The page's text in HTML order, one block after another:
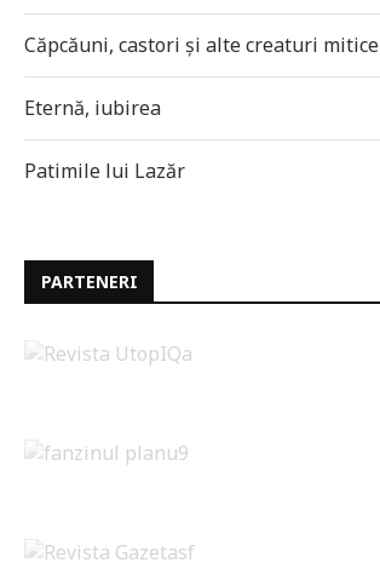
Căpcăuni, castori și alte creaturi mitice
Eternă, iubirea
Patimile lui Lazăr
PARTENERI